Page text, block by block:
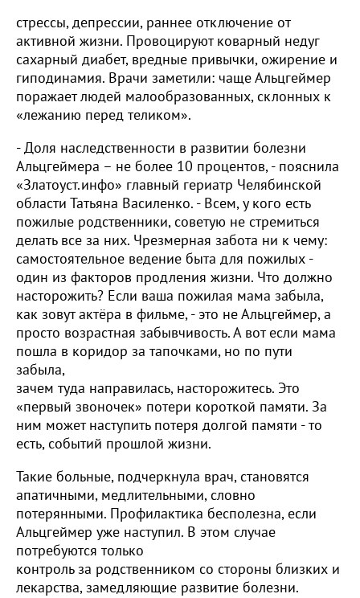
стрессы, депрессии, раннее отключение от
активной жизни. Провоцируют коварный недуг
сахарный диабет, вредные привычки, ожирение и
гиподинамия. Врачи заметили: чаще Альцгеймер
поражает людей малообразованных, склонных к
«лежанию перед теликом».
- Доля наследственности в развитии болезни
Альцгеймера – не более 10 процентов, - пояснила
«Златоуст.инфо» главный гериатр Челябинской
области Татьяна Василенко. - Всем, у кого есть
пожилые родственники, советую не стремиться
делать все за них. Чрезмерная забота ни к чему:
самостоятельное ведение быта для пожилых -
один из факторов продления жизни. Что должно
насторожить? Если ваша пожилая мама забыла,
как зовут актёра в фильме, - это не Альцгеймер, а
просто возрастная забывчивость. А вот если мама
пошла в коридор за тапочками, но по пути
забыла,
зачем туда направилась, насторожитесь. Это
«первый звоночек» потери короткой памяти. За
ним может наступить потеря долгой памяти - то
есть, событий прошлой жизни.
Такие больные, подчеркнула врач, становятся
апатичными, медлительными, словно
потерянными. Профилактика бесполезна, если
Альцгеймер уже наступил. В этом случае
потребуются только
контроль за родственником со стороны близких и
лекарства, замедляющие развитие болезни.